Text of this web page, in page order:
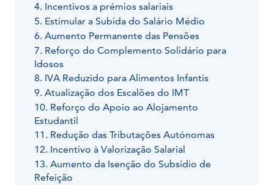
4. Incentivos a prémios salariais
5. Estimular a Subida do Salário Médio
6. Aumento Permanente das Pensões
7. Reforço do Complemento Solidário para
Idosos
8. IVA Reduzido para Alimentos Infantis
9. Atualização dos Escalões do IMT
10. Reforço do Apoio ao Alojamento
Estudantil
11. Redução das Tributações Autónomas
12. Incentivo à Valorização Salarial
13. Aumento da Isenção do Subsídio de
Refeição